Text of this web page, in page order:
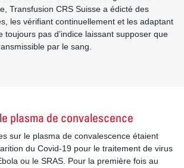
Transfusion CRS Suisse a édicté des
les vérifiant continuellement et les adaptant
toujours pas d’indice laissant supposer que
par le sang.
plasma de convalescence
sur le plasma de convalescence étaient
du Covid-19 pour le traitement de virus
ou le SRAS. Pour la première fois au